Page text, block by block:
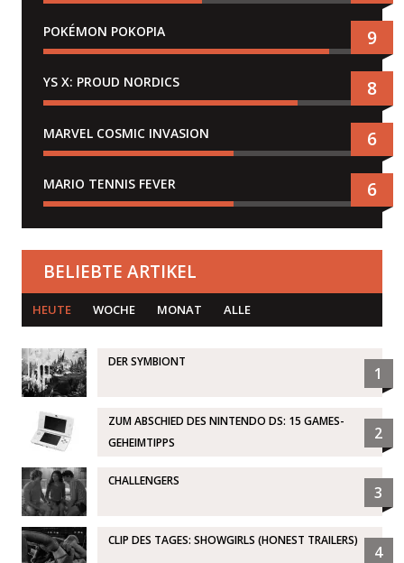
POKÉMON POKOPIA 9
YS X: PROUD NORDICS 8
MARVEL COSMIC INVASION 6
MARIO TENNIS FEVER 6
BELIEBTE ARTIKEL
HEUTE WOCHE MONAT ALLE
DER SYMBIONT
1
ZUM ABSCHIED DES NINTENDO DS: 15 GAMES-
GEHEIMTIPPS
2
CHALLENGERS
3
CLIP DES TAGES: SHOWGIRLS (HONEST TRAILERS)
4